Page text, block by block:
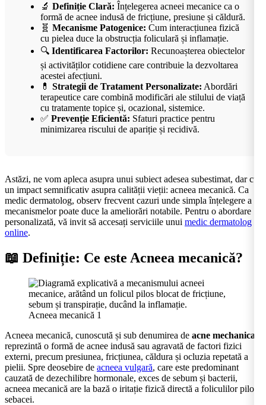
🔬 Definiție Clară: Înțelegerea acneei mecanice ca o
formă de acnee indusă de fricțiune, presiune și căldură.
🧬 Mecanisme Patogenice: Cum interacțiunea fizică
cu pielea duce la obstrucția foliculară și inflamație.
🔍 Identificarea Factorilor: Recunoașterea obiectelor
și activităților cotidiene care contribuie la dezvoltarea
acestei afecțiuni.
💊 Strategii de Tratament Personalizate: Abordări
terapeutice care combină modificări ale stilului de viață
cu tratamente topice și, ocazional, sistemice.
✅ Prevenție Eficientă: Sfaturi practice pentru
minimizarea riscului de apariție și recidivă.
Astăzi, ne vom apleca asupra unui subiect adesea subestimat, dar cu
un impact semnificativ asupra calității vieții: acneea mecanică. Ca
medic dermatolog, observ frecvent cazuri unde simpla înțelegere a
mecanismelor poate duce la ameliorări notabile. Pentru o abordare
personalizată, vă invit să accesați serviciile unui medic dermatolog
online.
📖 Definiție: Ce este Acneea mecanică?
Acneea mecanică 1
Acneea mecanică, cunoscută și sub denumirea de acne mechanica
reprezintă o formă de acnee indusă sau agravată de factori fizici
externi, precum presiunea, fricțiunea, căldura și ocluzia repetată a
pielii. Spre deosebire de acneea vulgară, care este predominant
cauzată de dezechilibre hormonale, exces de sebum și bacterii,
acneea mecanică are la bază o iritație fizică directă a foliculilor pilo-
sebacei.